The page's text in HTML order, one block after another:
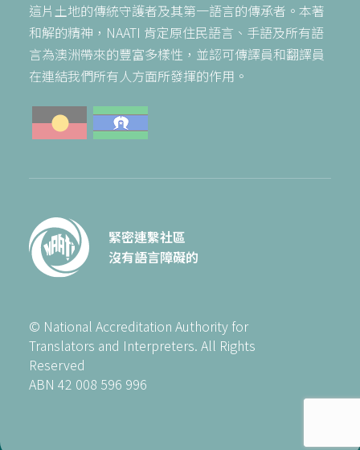
這片土地的傳統守護者及其第一語言的傳承者。本著
和解的精神，NAATI 肯定原住民語言、手語及所有語
言為澳洲帶來的豐富多樣性，並認可傳譯員和翻譯員
在連結我們所有人方面所發揮的作用。
緊密連繫社區
沒有語言障礙的
© National Accreditation Authority for
Translators and Interpreters. All Rights
Reserved
ABN 42 008 596 996